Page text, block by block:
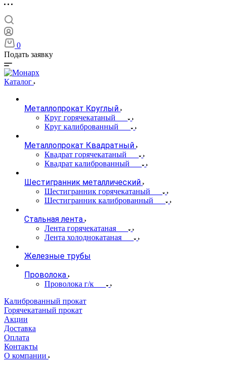
0
Подать заявку
Каталог
Металлопрокат Круглый
Круг горячекатаный
Круг калиброванный
Металлопрокат Квадратный
Квадрат горячекатаный
Квадрат калиброванный
Шестигранник металлический
Шестигранник горячекатаный
Шестигранник калиброванный
Стальная лента
Лента горячекатаная
Лента холоднокатаная
Железные трубы
Проволока
Проволока г/к
Калиброванный прокат
Горячекатаный прокат
Акции
Доставка
Оплата
Контакты
О компании